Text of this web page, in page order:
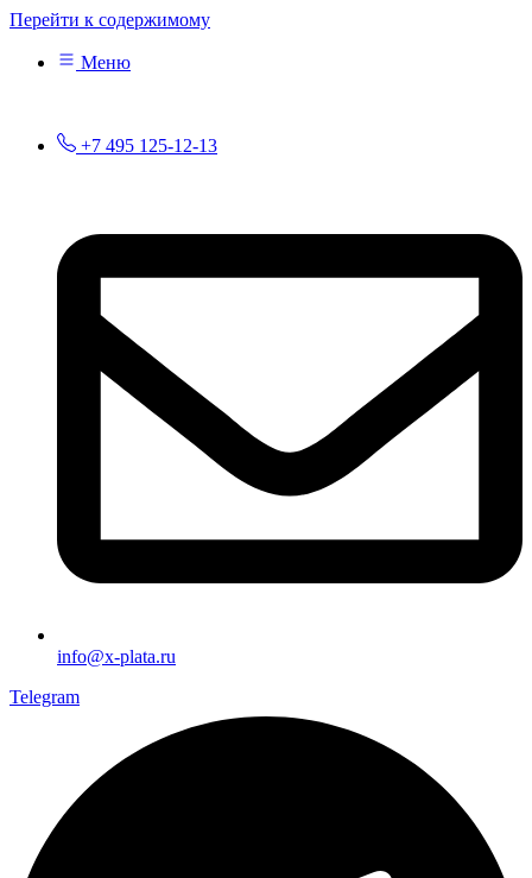
Перейти к содержимому
Меню
+7 495 125-12-13
info@x-plata.ru
Telegram